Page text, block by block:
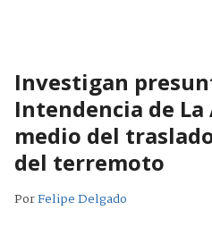
Investigan
Intendencia de
medio del
del terremoto
PorFelipe Delgado